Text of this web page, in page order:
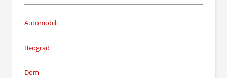
Automobili
Beograd
Dom